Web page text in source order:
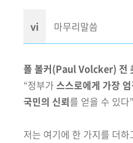
ⅵ 마무리말씀
폴 볼커(Paul Volcker) 전
“정부가 스스로에게 가장 엄
국민의 신뢰를 얻을 수 있다
저는 여기에 한 가지를 더하